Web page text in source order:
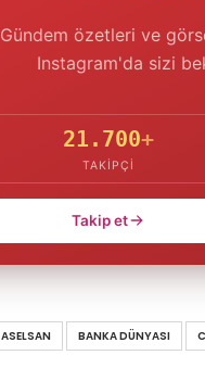
Gündem özetleri ve
Instagram'da sizi
21.700+
TAKIPÇI
Takip et
ASELSAN BANKA DÜNYASI